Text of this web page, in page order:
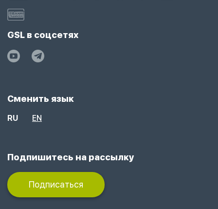
GSL в соцсетях
Сменить язык
RU EN
Подпишитесь на рассылку
Подписаться